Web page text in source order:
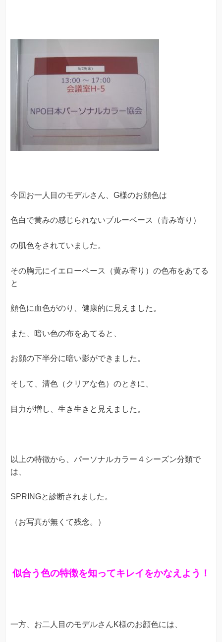
今回お一人目のモデルさん、G様のお顔色は
色白で黄みの感じられないブルーベース（青み寄り）
の肌色をされていました。
その胸元にイエローベース（黄み寄り）の色布をあてる
と
顔色に血色がのり、健康的に見えました。
また、暗い色の布をあてると、
お顔の下半分に暗い影ができました。
そして、清色（クリアな色）のときに、
目力が増し、生き生きと見えました。
以上の特徴から、パーソナルカラー４シーズン分類で
は、
SPRINGと診断されました。
（お写真が無くて残念。）
似合う色の特徴を知ってキレイをかなえよう！
一方、お二人目のモデルさんK様のお顔色には、